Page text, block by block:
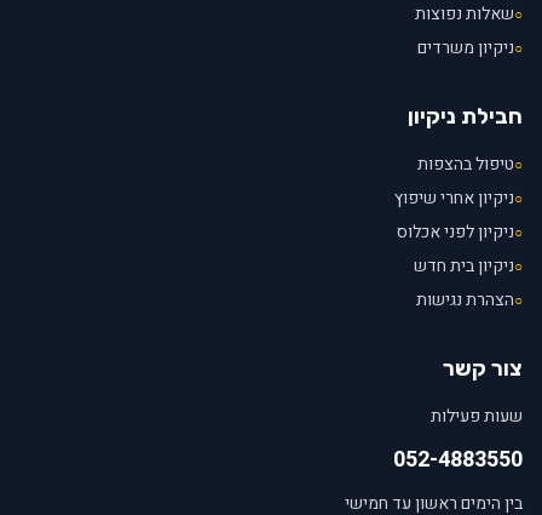
○שאלות נפוצות
○ניקיון משרדים
חבילת ניקיון
○טיפול בהצפות
○ניקיון אחרי שיפוץ
○ניקיון לפני אכלוס
○ניקיון בית חדש
○הצהרת נגישות
צור קשר
שעות פעילות
052-4883550
בין הימים ראשון עד חמישי